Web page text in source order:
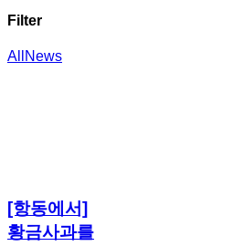
Filter
All News
[항동에서]
황금사과를